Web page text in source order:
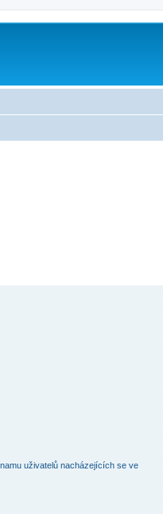
uživatelů nacházejících se ve